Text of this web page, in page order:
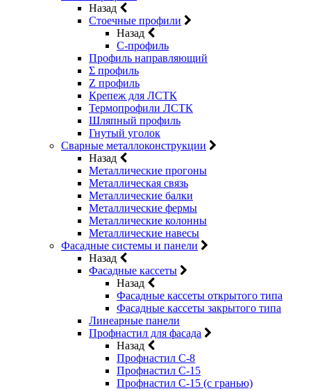
Назад
Стоечные профили
Назад
C-профиль
Профиль направляющий
Σ профиль
Z профиль
Крепеж для ЛСТК
Термопрофили ЛСТК
Шляпный профиль
Гнутый уголок
Сварные металлоконструкции
Назад
Металлические прогоны
Металлическая связь
Металлические балки
Металлические фермы
Металлические колонны
Металлические навесы
Фасадные системы и панели
Назад
Фасадные кассеты
Назад
Фасадные кассеты открытого типа
Фасадные кассеты закрытого типа
Линеарные панели
Профнастил для фасада
Назад
Профнастил С-8
Профнастил С-15
Профнастил С-15 (с гранью)